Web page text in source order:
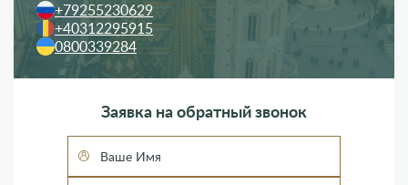
+79255230629
+40312295915
0800339284
Заявка на обратный звонок